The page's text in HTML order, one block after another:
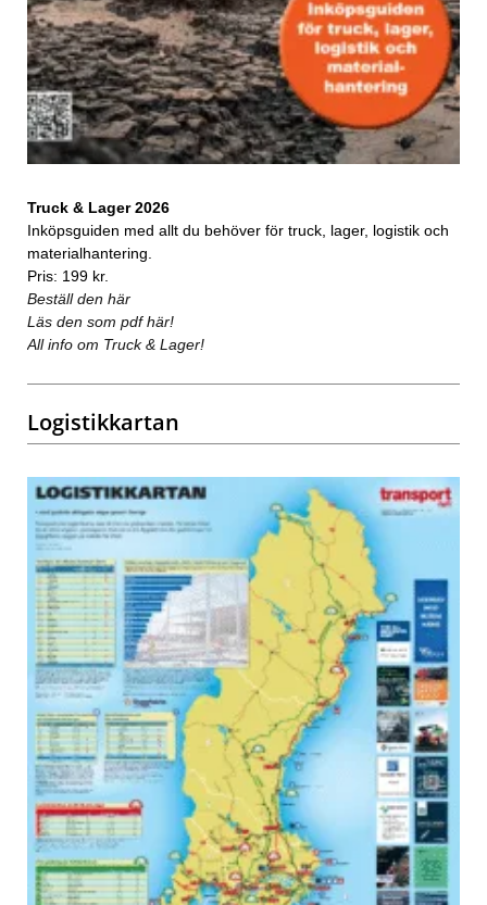
Truck & Lager 2026
Inköpsguiden med allt du behöver för truck, lager, logistik och
materialhantering.
Pris: 199 kr.
Beställ den här
Läs den som pdf här!
All info om Truck & Lager!
Logistikkartan